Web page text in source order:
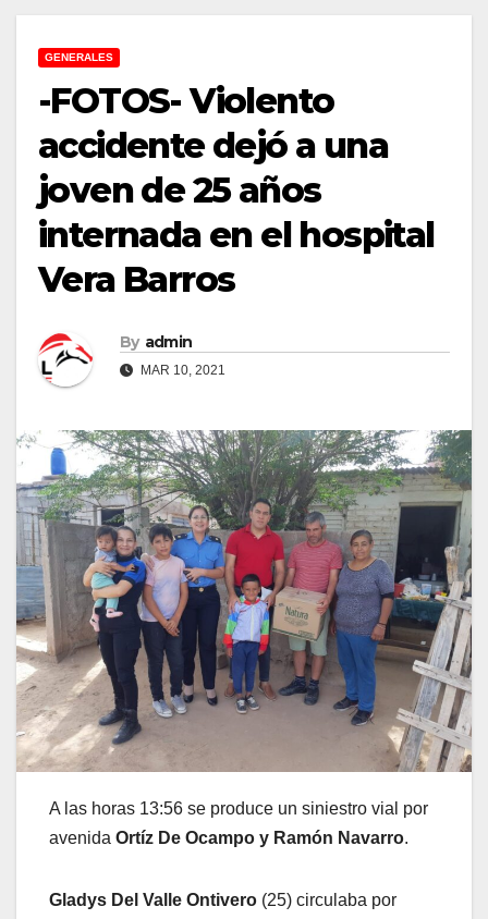
GENERALES
-FOTOS- Violento
accidente dejó a una
joven de 25 años
internada en el hospital
Vera Barros
By admin
MAR 10, 2021
A las horas 13:56 se produce un siniestro vial por
avenida Ortíz De Ocampo y Ramón Navarro.
Gladys Del Valle Ontivero (25) circulaba por